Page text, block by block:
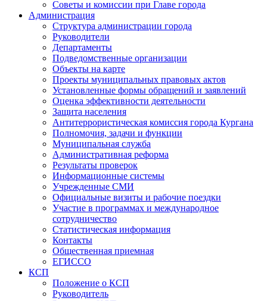
Советы и комиссии при Главе города
Администрация
Структура администрации города
Руководители
Департаменты
Подведомственные организации
Объекты на карте
Проекты муниципальных правовых актов
Установленные формы обращений и заявлений
Оценка эффективности деятельности
Защита населения
Антитеррористическая комиссия города Кургана
Полномочия, задачи и функции
Муниципальная служба
Административная реформа
Результаты проверок
Информационные системы
Учрежденные СМИ
Официальные визиты и рабочие поездки
Участие в программах и международное
сотрудничество
Статистическая информация
Контакты
Общественная приемная
ЕГИССО
КСП
Положение о КСП
Руководитель